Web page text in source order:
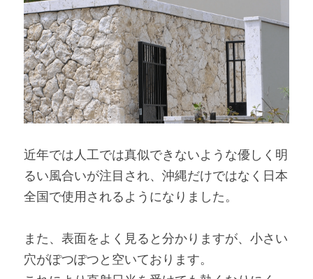
近年では人工では真似できないような優しく明
るい風合いが注目され、沖縄だけではなく日本
全国で使用されるようになりました。
また、表面をよく見ると分かりますが、小さい
穴がぽつぽつと空いております。